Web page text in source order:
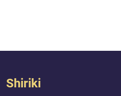
Shiriki